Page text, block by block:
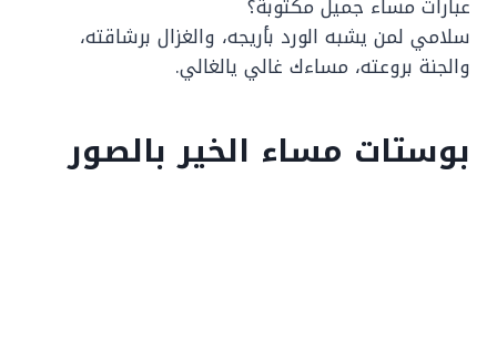
عبارات مساء جميل مكتوبة؟
سلامي لمن يشبه الورد بأريجه، والغزال برشاقته،
والجنة بروعته، مساءك غالي يالغالي.
بوستات مساء الخير بالصور